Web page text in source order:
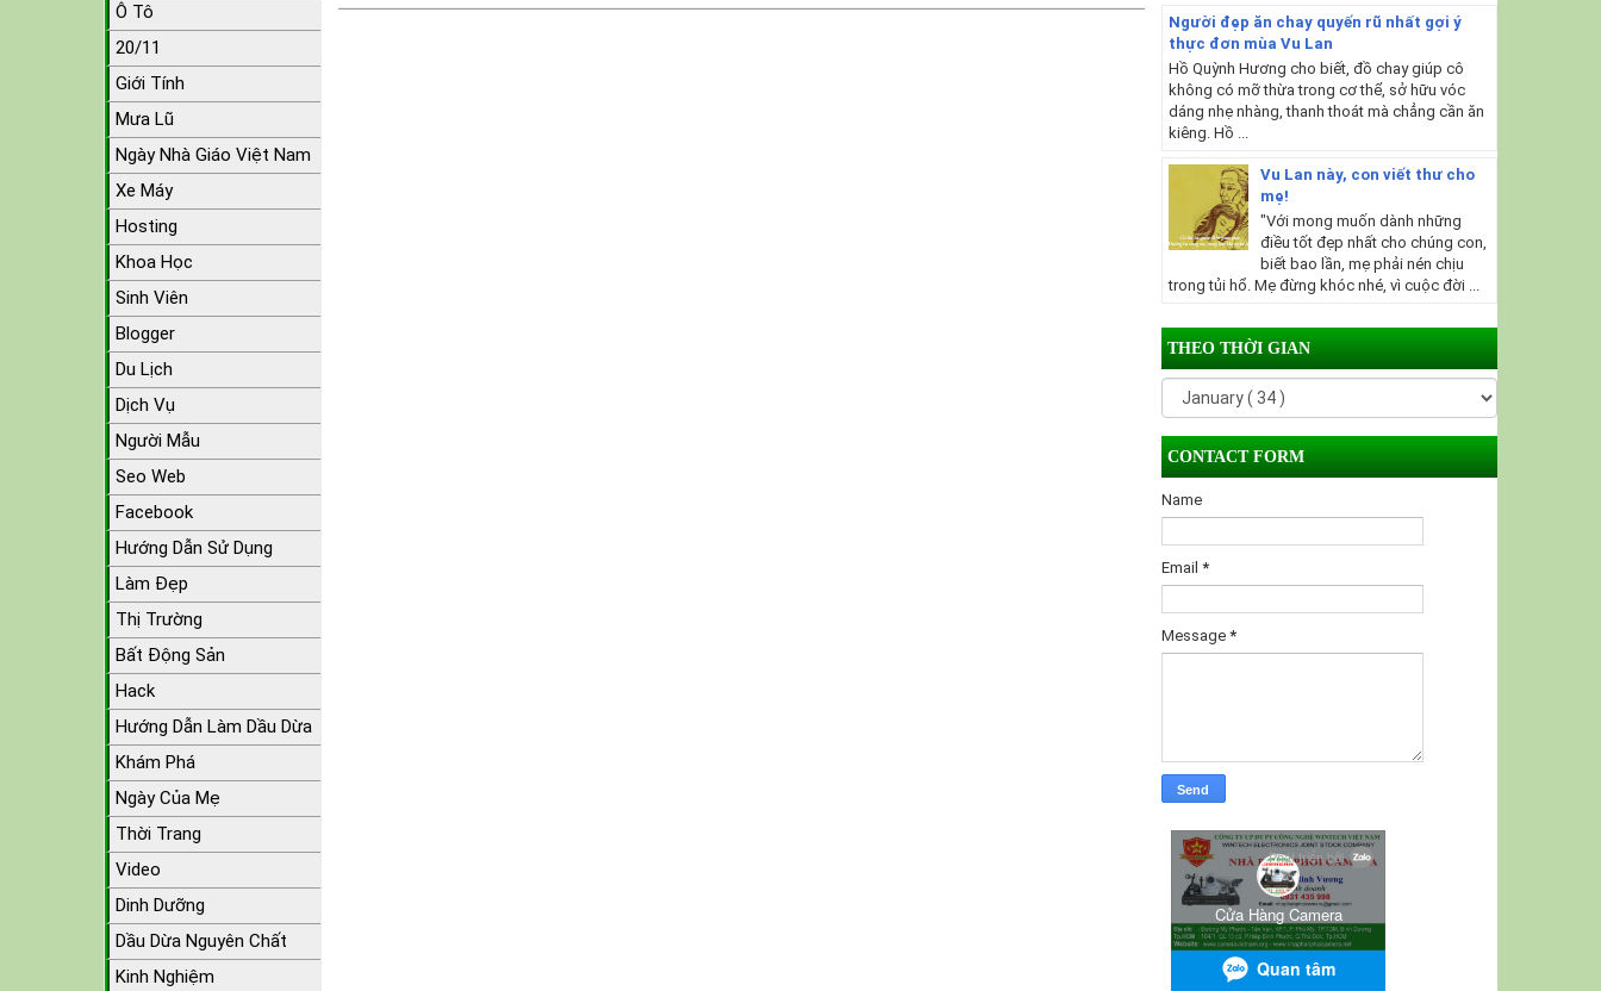
Ô Tô
20/11
Giới Tính
Mưa Lũ
Ngày Nhà Giáo Việt Nam
Xe Máy
Hosting
Khoa Học
Sinh Viên
Blogger
Du Lịch
Dịch Vụ
Người Mẫu
Seo Web
Facebook
Hướng Dẫn Sử Dụng
Làm Đẹp
Thị Trường
Bất Động Sản
Hack
Hướng Dẫn Làm Dầu Dừa
Khám Phá
Ngày Của Mẹ
Thời Trang
Video
Dinh Dưỡng
Dầu Dừa Nguyên Chất
Kinh Nghiệm
Người đẹp ăn chay quyến rũ nhất gợi ý
thực đơn mùa Vu Lan
Hồ Quỳnh Hương cho biết, đồ chay giúp cô
không có mỡ thừa trong cơ thể, sở hữu vóc
dáng nhẹ nhàng, thanh thoát mà chẳng cần ăn
kiêng. Hồ ...
Vu Lan này, con viết thư cho
mẹ!
"Với mong muốn dành những
điều tốt đẹp nhất cho chúng con,
biết bao lần, mẹ phải nén chịu
trong tủi hổ. Mẹ đừng khóc nhé, vì cuộc đời ...
THEO THỜI GIAN
CONTACT FORM
Name
Email *
Message *